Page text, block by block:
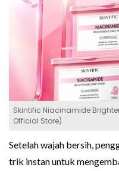
Skintific Niacinamide
Official Store)
Setelah wajah bersih,
trik instan untuk